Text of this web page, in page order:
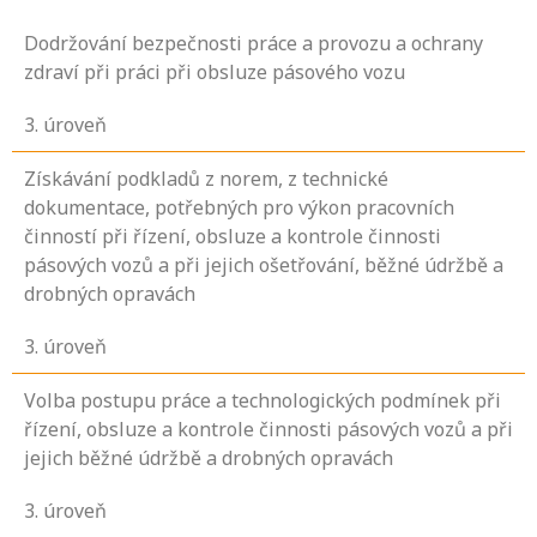
Dodržování bezpečnosti práce a provozu a ochrany
zdraví při práci při obsluze pásového vozu
3. úroveň
Získávání podkladů z norem, z technické
dokumentace, potřebných pro výkon pracovních
činností při řízení, obsluze a kontrole činnosti
pásových vozů a při jejich ošetřování, běžné údržbě a
drobných opravách
3. úroveň
Volba postupu práce a technologických podmínek při
řízení, obsluze a kontrole činnosti pásových vozů a při
jejich běžné údržbě a drobných opravách
3. úroveň